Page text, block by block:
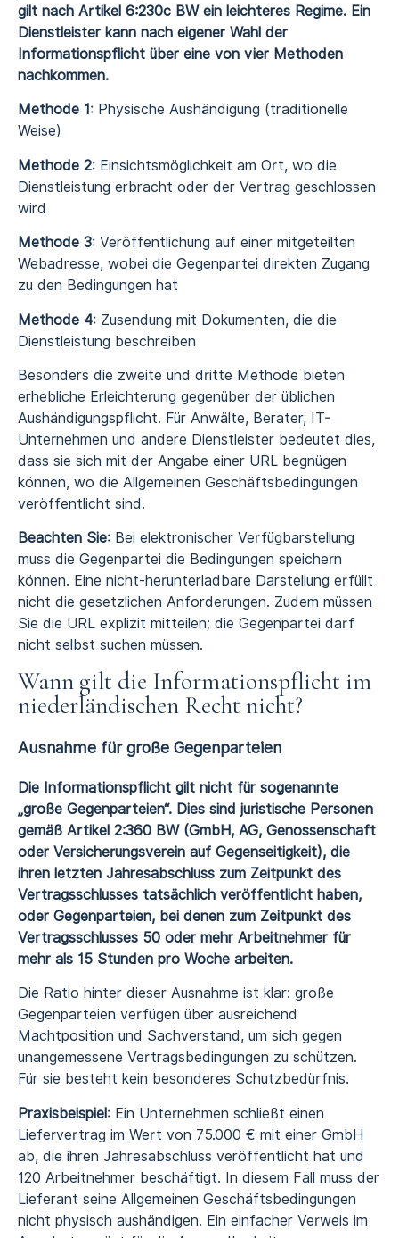
gilt nach Artikel 6:230c BW ein leichteres Regime. Ein
Dienstleister kann nach eigener Wahl der
Informationspflicht über eine von vier Methoden
nachkommen.
Methode 1 : Physische Aushändigung (traditionelle
Weise)
Methode 2: Einsichtsmöglichkeit am Ort, wo die
Dienstleistung erbracht oder der Vertrag geschlossen
wird
Methode 3: Veröffentlichung auf einer mitgeteilten
Webadresse, wobei die Gegenpartei direkten Zugang
zu den Bedingungen hat
Methode 4: Zusendung mit Dokumenten, die die
Dienstleistung beschreiben
Besonders die zweite und dritte Methode bieten
erhebliche Erleichterung gegenüber der üblichen
Aushändigungspflicht. Für Anwälte, Berater, IT-
Unternehmen und andere Dienstleister bedeutet dies,
dass sie sich mit der Angabe einer URL begnügen
können, wo die Allgemeinen Geschäftsbedingungen
veröffentlicht sind.
Beachten Sie: Bei elektronischer Verfügbarstellung
muss die Gegenpartei die Bedingungen speichern
können. Eine nicht-herunterladbare Darstellung erfüllt
nicht die gesetzlichen Anforderungen. Zudem müssen
Sie die URL explizit mitteilen; die Gegenpartei darf
nicht selbst suchen müssen.
Wann gilt die Informationspflicht im
niederländischen Recht nicht?
Ausnahme für große Gegenparteien
Die Informationspflicht gilt nicht für sogenannte
„große Gegenparteien“. Dies sind juristische Personen
gemäß Artikel 2:360 BW (GmbH, AG, Genossenschaft
oder Versicherungsverein auf Gegenseitigkeit), die
ihren letzten Jahresabschluss zum Zeitpunkt des
Vertragsschlusses tatsächlich veröffentlicht haben,
oder Gegenparteien, bei denen zum Zeitpunkt des
Vertragsschlusses 50 oder mehr Arbeitnehmer für
mehr als 15 Stunden pro Woche arbeiten.
Die Ratio hinter dieser Ausnahme ist klar: große
Gegenparteien verfügen über ausreichend
Machtposition und Sachverstand, um sich gegen
unangemessene Vertragsbedingungen zu schützen.
Für sie besteht kein besonderes Schutzbedürfnis.
Praxisbeispiel: Ein Unternehmen schließt einen
Liefervertrag im Wert von 75.000 € mit einer GmbH
ab, die ihren Jahresabschluss veröffentlicht hat und
120 Arbeitnehmer beschäftigt. In diesem Fall muss der
Lieferant seine Allgemeinen Geschäftsbedingungen
nicht physisch aushändigen. Ein einfacher Verweis im